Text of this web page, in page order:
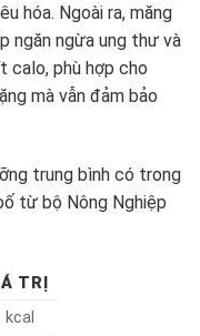
hóa. Ngoài ra, măng
ngăn ngừa ung thư và
calo, phù hợp cho
mà vẫn đảm bảo
trung bình có trong
từ bộ Nông Nghiệp
TRỊ
kcal